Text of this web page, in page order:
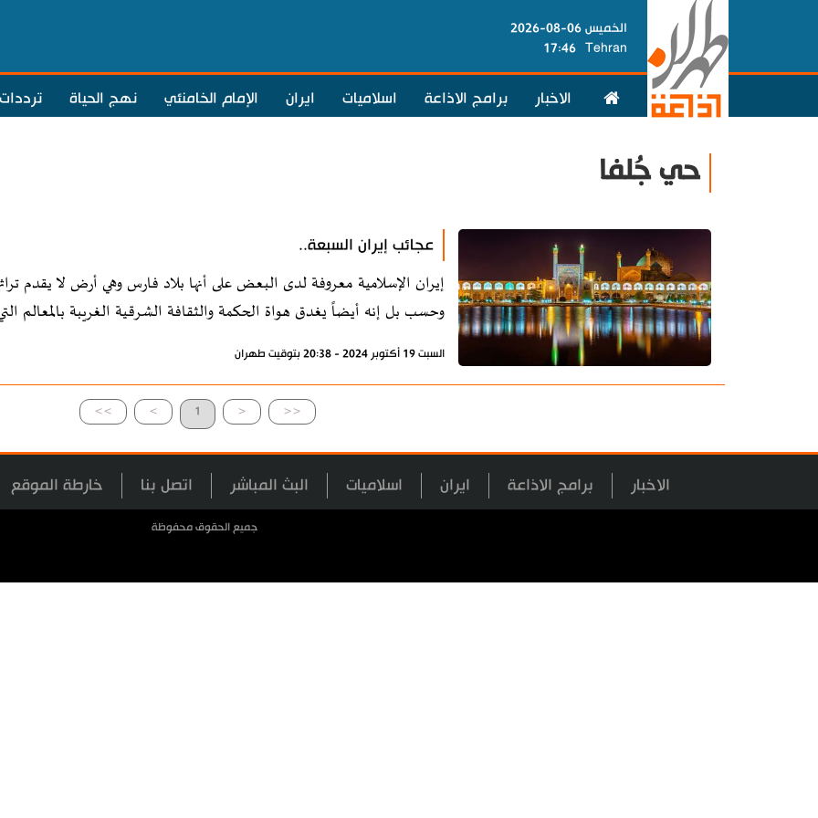
الخميس 06-08-2026
Tehran
17:46
الاخبار برامج الاذاعة اسلاميات ايران الإمام الخامنئي نهج الحياة ترددات
حي جُلفا
عجائب إيران السبعة..
إيران الإسلامية معروفة لدى البعض على أنها بلاد فارس وهي أرض لا يقدم
وحسب بل إنه أيضاً يغدق هواة الحكمة والثقافة الشرقية الغريبة بالمعالم
السبت 19 أكتوبر 2024 - 20:38 بتوقيت طهران
>> > 1 < <<
الاخبار برامج الاذاعة ايران اسلاميات البث المباشر اتصل بنا خارطة الموقع
جميع الحقوق محفوظة